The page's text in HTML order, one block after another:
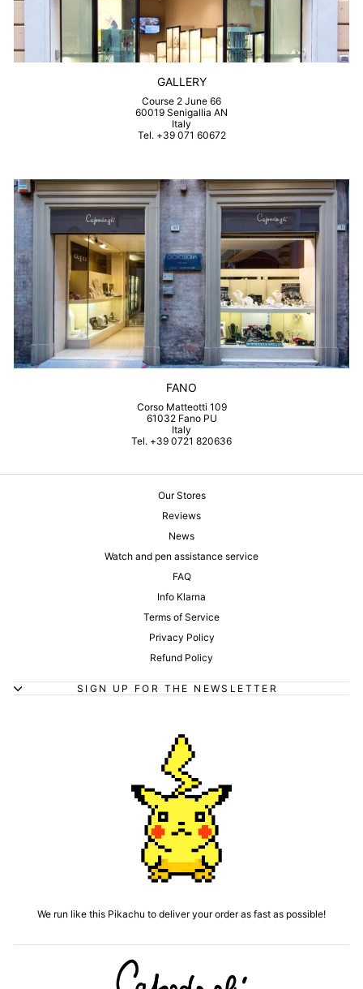
GALLERY
Course 2 June 66
60019 Senigallia AN
Italy
Tel. +39 071 60672
FANO
Corso Matteotti 109
61032 Fano PU
Italy
Tel. +39 0721 820636
Our Stores
Reviews
News
Watch and pen assistance service
FAQ
Info Klarna
Terms of Service
Privacy Policy
Refund Policy
SIGN UP FOR THE NEWSLETTER
We run like this Pikachu to deliver your order as fast as possible!